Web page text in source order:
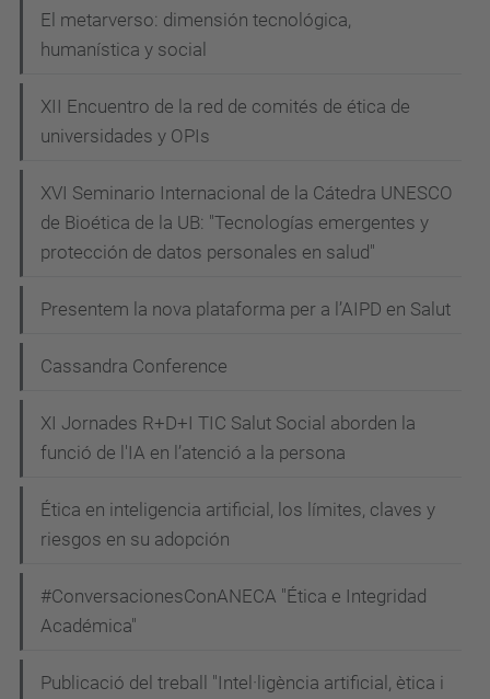
El metarverso: dimensión tecnológica,
humanística y social
XII Encuentro de la red de comités de ética de
universidades y OPIs
XVI Seminario Internacional de la Cátedra UNESCO
de Bioética de la UB: "Tecnologías emergentes y
protección de datos personales en salud"
Presentem la nova plataforma per a l’AIPD en Salut
Cassandra Conference
XI Jornades R+D+I TIC Salut Social aborden la
funció de l'IA en l’atenció a la persona
Ética en inteligencia artificial, los límites, claves y
riesgos en su adopción
#ConversacionesConANECA "Ética e Integridad
Académica"
Publicació del treball "Intel·ligència artificial, ètica i